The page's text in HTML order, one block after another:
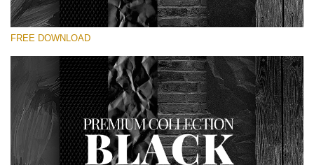
Please select
Small 800*533px
Black Textures
(30 Textures)
Large 6000*4000px
FREE DOWNLOAD